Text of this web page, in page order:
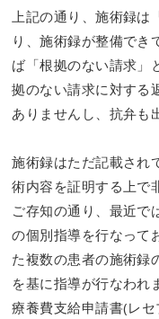
上記の通り、施術録は
り、施術録が整備でき
ば「根拠のない請求」
拠のない請求に対する
ありませんし、抗弁も
施術録はただ記載され
術内容を証明する上で
ご存知の通り、最近で
の個別指導を行なって
た複数の患者の施術録
を基に指導が行なわれ
療養費支給申請書(レ